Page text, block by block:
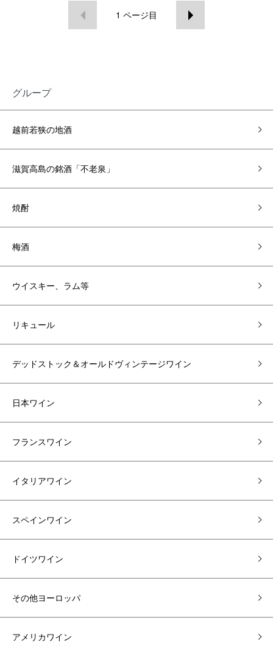
1 ページ目
グループ
越前若狭の地酒
滋賀高島の銘酒「不老泉」
焼酎
梅酒
ウイスキー、ラム等
リキュール
デッドストック＆オールドヴィンテージワイン
日本ワイン
フランスワイン
イタリアワイン
スペインワイン
ドイツワイン
その他ヨーロッパ
アメリカワイン